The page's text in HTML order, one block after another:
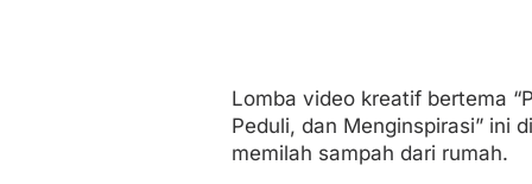
Lomba video kreatif bertema
Peduli, dan Menginspirasi” ini
memilah sampah dari rumah.